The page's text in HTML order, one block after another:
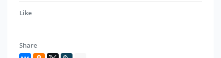
Отзывы : https://vk.com/topic-46107388_40046553
странах, рейтинговые мероприятия типа премий со
Like
Share